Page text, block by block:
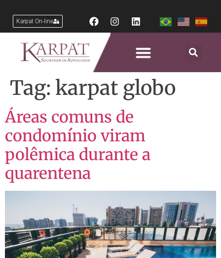
Karpat On-line
Tag: karpat globo
Áreas comuns de
condomínio viram
polêmica durante a
quarentena